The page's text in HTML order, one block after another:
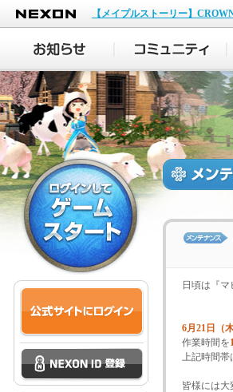
NEXON
【メイプルストーリー】
日頃は『
6月21日（木
作業時間を
上記時間帯
皆様には大